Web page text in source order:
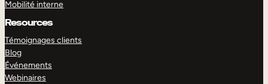
Mobilité interne
Resources
Témoignages clients
Blog
Événements
Webinaires